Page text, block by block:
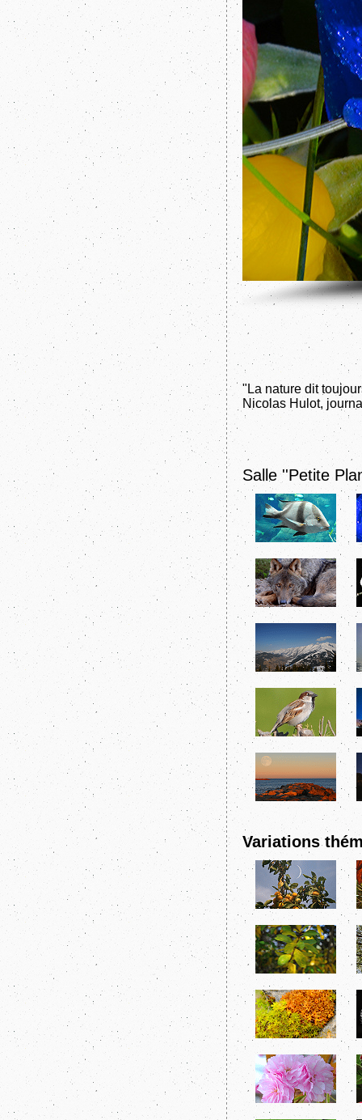
"La nature dit
Nicolas Hulot,
Salle ''Petite
Variations